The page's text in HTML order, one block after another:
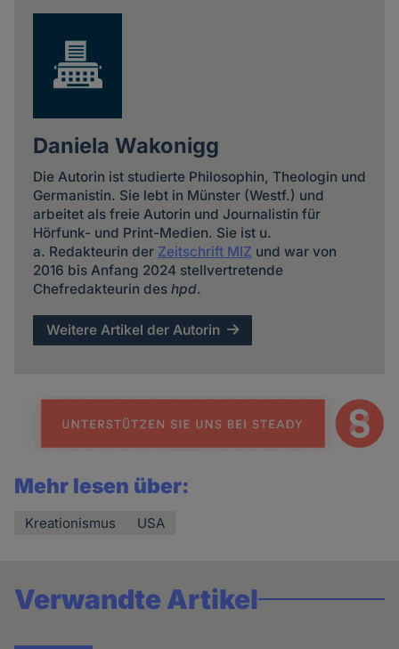
Daniela Wakonigg
Die Autorin ist studierte Philosophin, Theologin und
Germanistin. Sie lebt in Münster (Westf.) und
arbeitet als freie Autorin und Journalistin für
Hörfunk- und Print-Medien. Sie ist u.
a. Redakteurin der Zeitschrift MIZ und war von
2016 bis Anfang 2024 stellvertretende
Chefredakteurin des hpd.
Weitere Artikel der Autorin
Mehr lesen über:
Kreationismus USA
Verwandte Artikel